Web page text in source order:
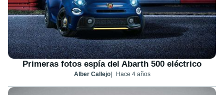
Primeras fotos espía del Abarth 500 eléctrico
Alber Callejo Hace 4 años